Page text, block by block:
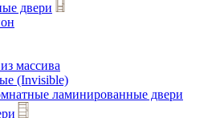
двери
массива
(Invisible)
ламинированные двери